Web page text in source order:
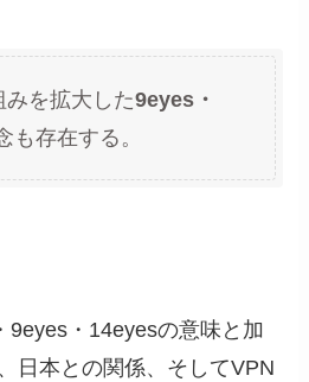
みを拡大した9eyes・
も存在する。
9eyes・14eyesの意味と加
日本との関係、そしてVPN